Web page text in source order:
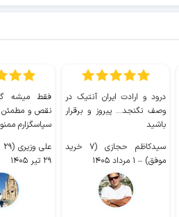
درود و ارادت ایران آنتیک در
وصف نگنجد... پیروز و برقرار
باشید
سیدکاظم حجازی (۷ خرید
موفق) – ۱ مرداد ۱۴۰۵
فقط میشه
نقص و مطمئن
سپاسگزارم
علی وزیری (۲۹ خرید موفق)
۲۹ تیر ۱۴۰۵